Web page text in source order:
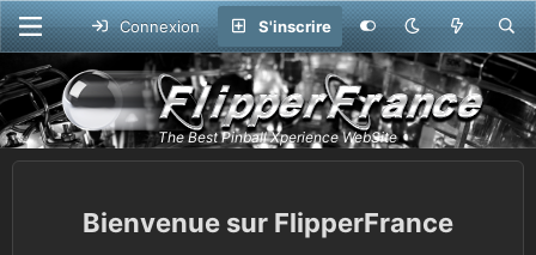
Connexion S'inscrire
FlipperFrance